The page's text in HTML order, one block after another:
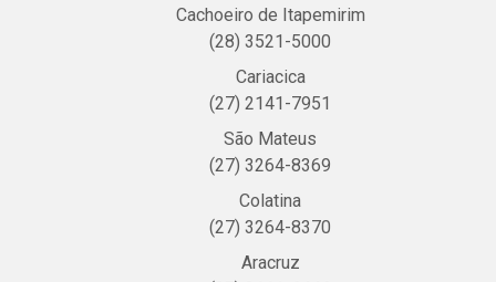
Cachoeiro de Itapemirim
(28) 3521-5000
Cariacica
(27) 2141-7951
São Mateus
(27) 3264-8369
Colatina
(27) 3264-8370
Aracruz